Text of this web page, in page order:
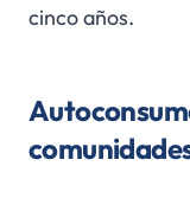
cinco años.